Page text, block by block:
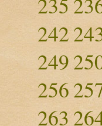
242
249
256
263